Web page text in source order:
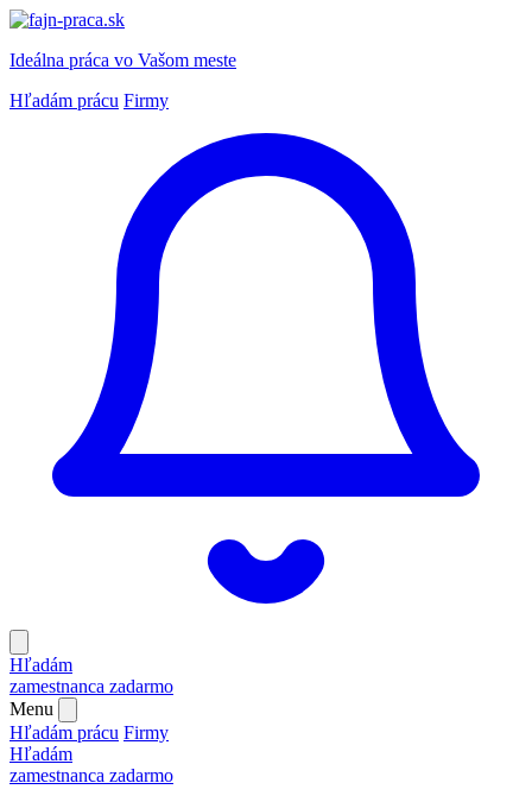
Ideálna práca vo Vašom meste
Hľadám prácu Firmy
Hľadám
zamestnanca zadarmo
Menu
Hľadám prácu Firmy
Hľadám
zamestnanca zadarmo